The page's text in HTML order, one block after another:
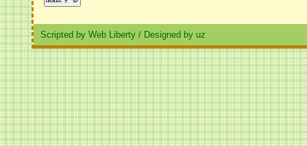
Scripted by Web Liberty / Designed by uz